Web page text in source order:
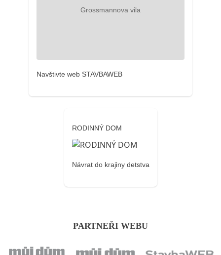
Navštivte web STAVBAWEB
RODINNÝ DOM
Návrat do krajiny detstva
PARTNEŘI WEBU